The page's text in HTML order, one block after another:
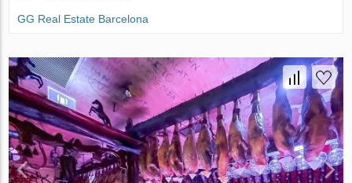
GG Real Estate Barcelona